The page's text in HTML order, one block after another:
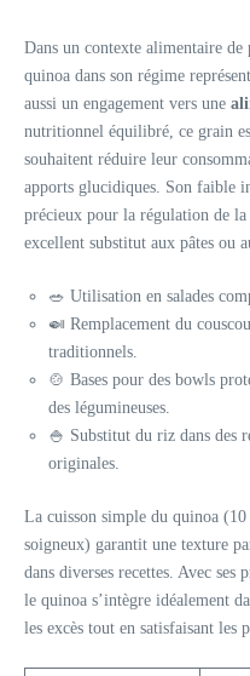
Dans un contexte alimentaire
quinoa dans son régime
aussi un engagement vers une
nutritionnel équilibré, ce grain
souhaitent réduire leur
apports glucidiques. Son faible
précieux pour la régulation de
excellent substitut aux pâtes ou
🥗 Utilisation en salades
🍛 Remplacement du
traditionnels.
🍲 Bases pour des bowls
des légumineuses.
🍚 Substitut du riz dans des
originales.
La cuisson simple du quinoa
soigneux) garantit une texture
dans diverses recettes. Avec
le quinoa s’intègre idéalement
les excès tout en satisfaisant les